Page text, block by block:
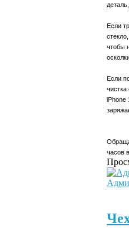
Если
чтобы
Если
iPhone
часов в